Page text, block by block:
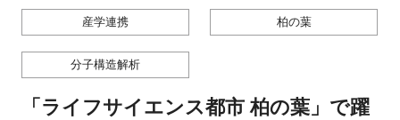
お問い合わせ
産学連携 柏の葉
分子構造解析
「ライフサイエンス都市 柏の葉」で躍